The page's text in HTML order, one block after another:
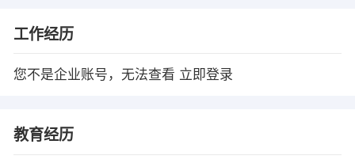
工作经历
您不是企业账号，无法查看 立即登录
教育经历